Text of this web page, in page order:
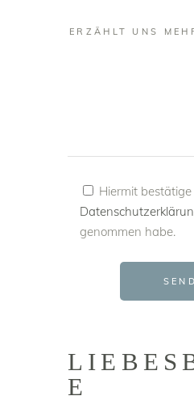
Hiermit
genommen habe.
SEND
E